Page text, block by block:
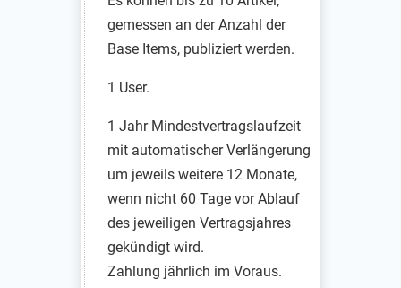
gemessen an der Anzahl der
Base Items, publiziert werden.
1 User.
1 Jahr Mindestvertragslaufzeit
mit automatischer Verlängerung
um jeweils weitere 12 Monate,
wenn nicht 60 Tage vor Ablauf
des jeweiligen Vertragsjahres
gekündigt wird.
Zahlung jährlich im Voraus.